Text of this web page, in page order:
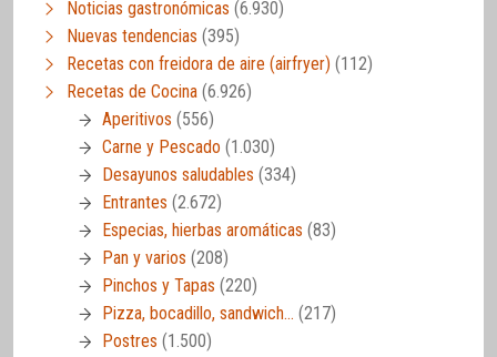
Noticias gastronómicas (6.930)
Nuevas tendencias (395)
Recetas con freidora de aire (airfryer) (112)
Recetas de Cocina (6.926)
Aperitivos (556)
Carne y Pescado (1.030)
Desayunos saludables (334)
Entrantes (2.672)
Especias, hierbas aromáticas (83)
Pan y varios (208)
Pinchos y Tapas (220)
Pizza, bocadillo, sandwich… (217)
Postres (1.500)